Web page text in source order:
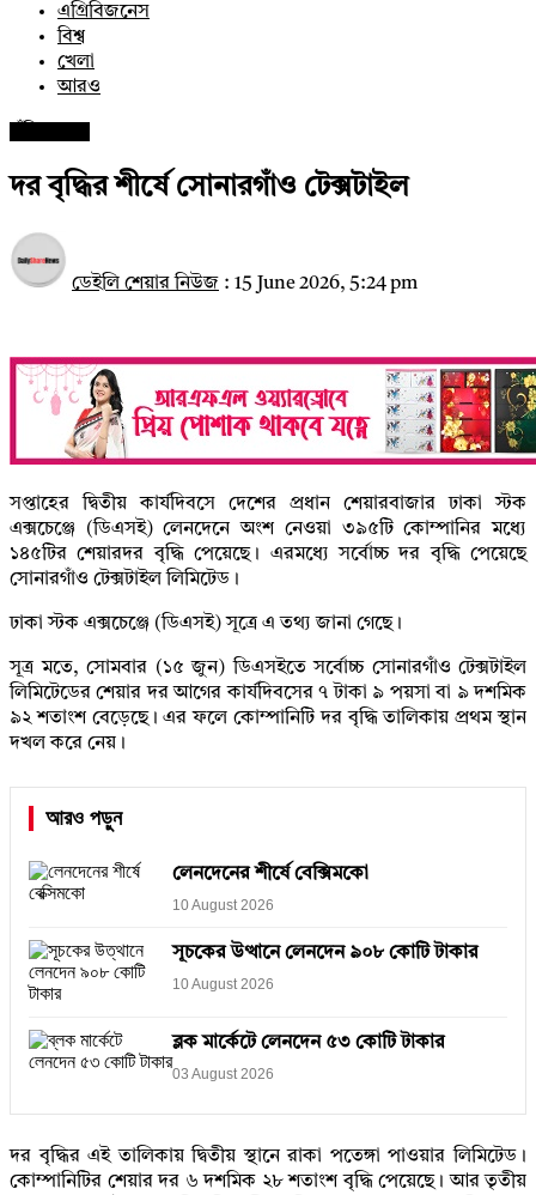
এগ্রিবিজনেস
বিশ্ব
খেলা
আরও
দর বৃদ্ধির শীর্ষে সোনারগাঁও টেক্সটাইল
ডেইলি শেয়ার নিউজ : 15 June 2026, 5:24 pm
সপ্তাহের দ্বিতীয় কার্যদিবসে দেশের প্রধান শেয়ারবাজার ঢাকা স্টক
এক্সচেঞ্জে (ডিএসই) লেনদেনে অংশ নেওয়া ৩৯৫টি কোম্পানির মধ্যে
১৪৫টির শেয়ারদর বৃদ্ধি পেয়েছে। এরমধ্যে সর্বোচ্চ দর বৃদ্ধি পেয়েছে
সোনারগাঁও টেক্সটাইল লিমিটেড।
ঢাকা স্টক এক্সচেঞ্জে (ডিএসই) সূত্রে এ তথ্য জানা গেছে।
সূত্র মতে, সোমবার (১৫ জুন) ডিএসইতে সর্বোচ্চ সোনারগাঁও টেক্সটাইল
লিমিটেডের শেয়ার দর আগের কার্যদিবসের ৭ টাকা ৯ পয়সা বা ৯ দশমিক
৯২ শতাংশ বেড়েছে। এর ফলে কোম্পানিটি দর বৃদ্ধি তালিকায় প্রথম স্থান
দখল করে নেয়।
আরও পড়ুন
লেনদেনের শীর্ষে বেক্সিমকো
10 August 2026
সূচকের উত্থানে লেনদেন ৯০৮ কোটি টাকার
10 August 2026
ব্লক মার্কেটে লেনদেন ৫৩ কোটি টাকার
03 August 2026
দর বৃদ্ধির এই তালিকায় দ্বিতীয় স্থানে রাকা পতেঙ্গা পাওয়ার লিমিটেড।
কোম্পানিটির শেয়ার দর ৬ দশমিক ২৮ শতাংশ বৃদ্ধি পেয়েছে। আর তৃতীয়